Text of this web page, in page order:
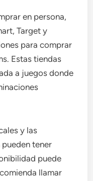
en persona,
Target y
para comprar
Estas tiendas
a juegos donde
y las
tener
puede
llamar